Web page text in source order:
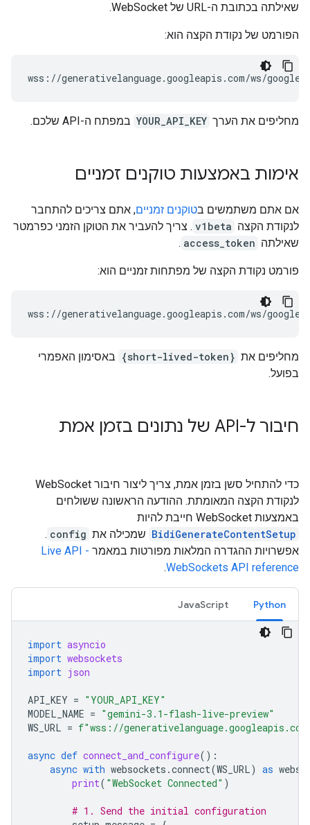
שאילתה בכתובת ה-URL של WebSocket.
הפורמט של נקודת הקצה הוא:
מחליפים את הערך YOUR_API_KEY במפתח ה-API שלכם.
אימות באמצעות טוקנים זמניים
אם אתם משתמשים בטוקנים זמניים, אתם צריכים להתחבר
לנקודת הקצה v1beta . צריך להעביר את הטוקן הזמני כפרמטר
שאילתה access_token
.
פורמט נקודת הקצה של מפתחות זמניים הוא:
מחליפים את {short-lived-token} באסימון האפמרי
בפועל.
חיבור ל-API של נתונים בזמן אמת
כדי להתחיל סשן בזמן אמת, צריך ליצור חיבור WebSocket
לנקודת הקצה המאומתת. ההודעה הראשונה ששולחים
באמצעות WebSocket חייבת להיות
BidiGenerateContentSetup שמכילה את config
.
אפשרויות ההגדרה המלאות מפורטות במאמר Live API -
WebSockets API reference
.
Python
JavaScript
import asyncio
import websockets
import json
API_KEY = "YOUR_API_KEY"
MODEL_NAME = "gemini-3.1-flash-live-preview"
WS_URL = f"wss://
async def connect_and_configure():
async with websockets .connect(WS_URL) as
print( "WebSocket Connected" )
# 1. Send the initial configuration